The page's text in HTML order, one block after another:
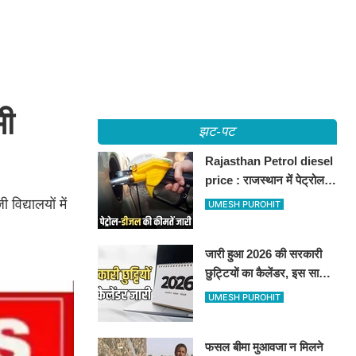
में
झट-पट
Rajasthan Petrol diesel
price : राजस्थान में पेट्रोल-
डीजल की कीमतें जारी, जानिए
UMESH PUROHIT
जारी हुआ 2026 की सरकारी
छुट्टियों का कैलेंडर, इस साल
कई बार मिलेगा लगातार
UMESH PUROHIT
फसल बीमा मुआवजा न मिलने